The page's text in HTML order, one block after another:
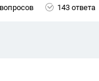
143 ответа